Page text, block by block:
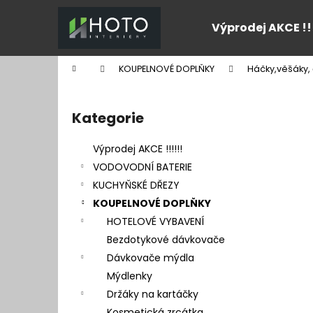
Výprodej AKCE
Domů KOUPELNOVÉ DOPLŇKY
Přeskočit
kategorie
Kategorie
Výprodej AKCE !!!!!!
VODOVODNÍ BATERIE
KUCHYŇSKÉ DŘEZY
KOUPELNOVÉ DOPLŇKY
HOTELOVÉ VYBAVENÍ
Bezdotykové dávkovače
Dávkovače mýdla
Mýdlenky
Držáky na kartáčky
í
Zpět
do
Zpět
do